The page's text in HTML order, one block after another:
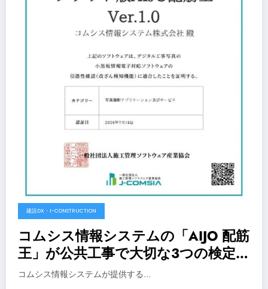
建設DX・I-CONSTRUCTION
コムシス情報システムの「AIJO 配筋
王」が公共工事で大切な3つの検定に
合格！
コムシス情報システムが提供する…